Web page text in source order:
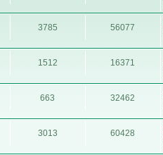
3785 56077
1512 16371
663 32462
3013 60428